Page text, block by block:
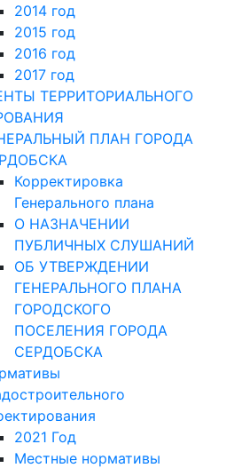
2014 год
2015 год
2016 год
2017 год
ТЕРРИТОРИАЛЬНОГО
ПЛАН ГОРОДА
Корректировка
Генерального плана
О НАЗНАЧЕНИИ
ПУБЛИЧНЫХ СЛУШАНИЙ
ОБ УТВЕРЖДЕНИИ
ГЕНЕРАЛЬНОГО ПЛАНА
ГОРОДСКОГО
ПОСЕЛЕНИЯ ГОРОДА
СЕРДОБСКА
2021 Год
Местные нормативы